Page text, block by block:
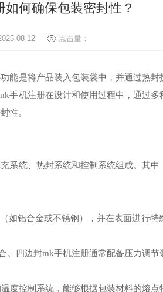
如何确保包装密封性？
08-12 点击量：
能是将产品装入包装袋中，并通过热
机注册在设计和使用过程中，通过
性。
系统、热封系统和控制系统组成。其
铝合金或不锈钢），并在表面进行
四边封mk手机注册通常配备压力调
控制系统，能够根据包装材料的熔